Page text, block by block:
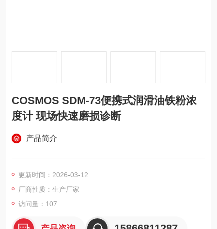
COSMOS SDM-73便携式润滑油铁粉浓
度计 现场快速磨损诊断
产品简介
更新时间：2026-03-12
厂商性质：生产厂家
访问量：107